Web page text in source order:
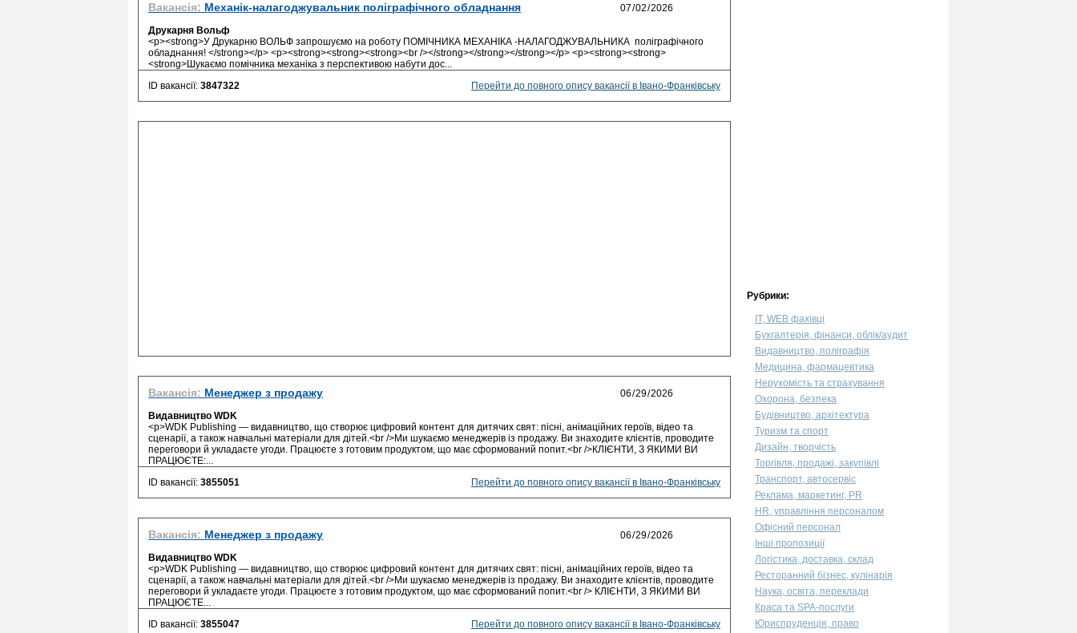
Вакансія: Механік-налагоджувальник поліграфічного обладнання
Друкарня Вольф
<p><strong>У Друкарню ВОЛЬФ запрошуємо на роботу ПОМІЧНИКА МЕХАНІКА -НАЛАГОДЖУВАЛЬНИКА поліграфічного
обладнання! </strong></p> <p><strong><strong><strong><br /></strong></strong></strong></p> <p><strong><strong>
<strong>Шукаємо помічника механіка з перспективою набути дос...
ID вакансії: 3847322 Перейти до повного опису вакансії в Івано-Франківську
Вакансія: Менеджер з продажу
Видавництво WDK
<p>WDK Publishing — видавництво, що створює цифровий контент для дитячих свят: пісні, анімаційних героїв, відео та
сценарії, а також навчальні матеріали для дітей.<br />Ми шукаємо менеджерів із продажу. Ви знаходите клієнтів, проводите
переговори й укладаєте угоди. Працюєте з готовим продуктом, що має сформований попит.<br />КЛІЄНТИ, З ЯКИМИ ВИ
ПРАЦЮЄТЕ:...
ID вакансії: 3855051 Перейти до повного опису вакансії в Івано-Франківську
Вакансія: Менеджер з продажу
Видавництво WDK
<p>WDK Publishing — видавництво, що створює цифровий контент для дитячих свят: пісні, анімаційних героїв, відео та
сценарії, а також навчальні матеріали для дітей.<br />Ми шукаємо менеджерів із продажу. Ви знаходите клієнтів, проводите
переговори й укладаєте угоди. Працюєте з готовим продуктом, що має сформований попит.<br /> КЛІЄНТИ, З ЯКИМИ ВИ
ПРАЦЮЄТЕ...
ID вакансії: 3855047 Перейти до повного опису вакансії в Івано-Франківську
Рубрики:
IT, WEB фахівці
Бухгалтерія, фінанси, облік/аудит
Видавництво, поліграфія
Медицина, фармацевтика
Нерухомість та страхування
Охорона, безпека
Будівництво, архітектура
Туризм та спорт
Дизайн, творчість
Торгівля, продажі, закупівлі
Транспорт, автосервіс
Реклама, маркетинг, PR
HR, управління персоналом
Офісний персонал
Інші пропозиції
Логістика, доставка, склад
Ресторанний бізнес, кулінарія
Наука, освіта, переклади
Краса та SPA-послуги
Юриспруденція, право